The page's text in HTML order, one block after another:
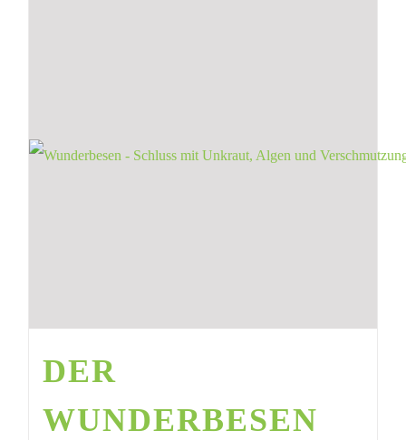
DER
WUNDERBESEN